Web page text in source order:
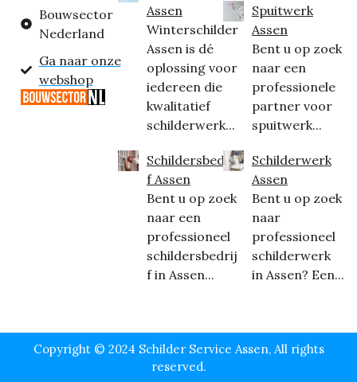
Bouwsector
Nederland
Ga naar onze
webshop
Assen
Winterschilder
Assen is dé
oplossing voor
iedereen die
kwalitatief
schilderwerk...
Schildersbedrij
f Assen
Bent u op zoek
naar een
professioneel
schildersbedrij
f in Assen...
Spuitwerk
Assen
Bent u op zoek
naar een
professionele
partner voor
spuitwerk...
Schilderwerk
Assen
Bent u op zoek
naar
professioneel
schilderwerk
in Assen? Een...
Copyright © 2024 Schilder Service Assen, All rights
reserved.